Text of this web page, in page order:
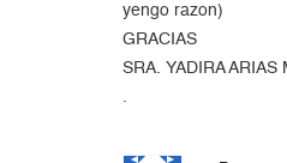
yengo razon)
GRACIAS
SRA. YADIRA ARIAS
.